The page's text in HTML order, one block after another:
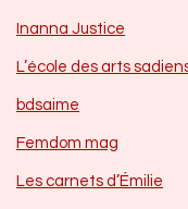
Inanna Justice
L’école des arts
bdsaime
Femdom mag
Les carnets d’Émilie